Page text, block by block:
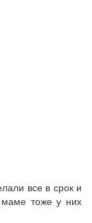
все в срок и
маме тоже у них